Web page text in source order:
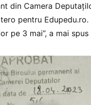
din Camera
pentru
pe 3 mai”, a mai